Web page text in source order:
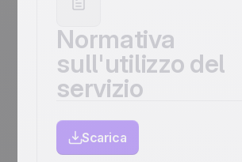
Normativa
sull'utilizzo del
servizio
Scarica